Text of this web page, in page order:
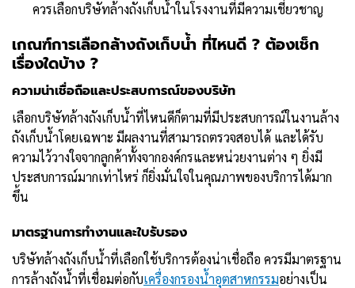
ควรเลือกบริษัทล้างถังเก็บน้ำในโรงงานที่มีความเชี่ยวชาญ
เกณฑ์การเลือกล้างถังเก็บน้ำ ที่ไหนดี ? ต้องเช็ก
เรื่องใดบ้าง ?
ความน่าเชื่อถือและประสบการณ์ของบริษัท
เลือกบริษัทล้างถังเก็บน้ำที่ไหนดีก็ตามที่มีประสบการณ์ในงานล้าง
ถังเก็บน้ำโดยเฉพาะ มีผลงานที่สามารถตรวจสอบได้ และได้รับ
ความไว้วางใจจากลูกค้าทั้งจากองค์กรและหน่วยงานต่าง ๆ ยิ่งมี
ประสบการณ์มากเท่าไหร่ ก็ยิ่งมั่นใจในคุณภาพของบริการได้มาก
ขึ้น
มาตรฐานการทำงานและใบรับรอง
บริษัทล้างถังเก็บน้ำที่เลือกใช้บริการต้องน่าเชื่อถือ ควรมีมาตรฐาน
การล้างถังน้ำที่เชื่อมต่อกับเครื่องกรองน้ำอุตสาหกรรมอย่างเป็น